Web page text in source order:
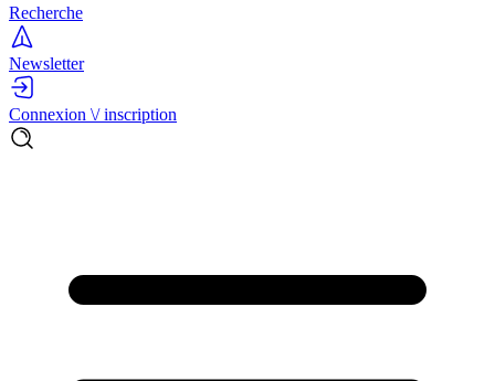
Recherche
Newsletter
Connexion \/ inscription